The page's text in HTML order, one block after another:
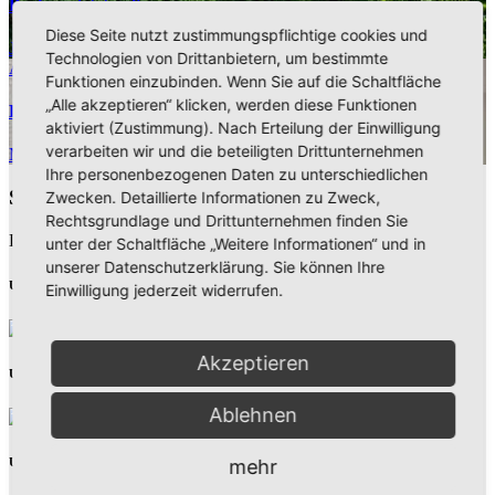
Bachum jetzt online
Juli 20, 2026 Ronny Gängler
Aktuelles
Landesweiter Warntag am Donnerstag, 12. März 2026
März 6, 2026 Pressestelle Stadt Arnsberg
Schreibe einen Kommentar
Du musstangemeldetsein, um einen Kommentar abzugeben.
Unsere Partner
Unsere Partner
Unsere Partner
Diese Seite nutzt zustimmungspflichtige cookies und
Technologien von Drittanbietern, um bestimmte
Funktionen einzubinden. Wenn Sie auf die Schaltfläche
„Alle akzeptieren“ klicken, werden diese Funktionen
aktiviert (Zustimmung). Nach Erteilung der Einwilligung
verarbeiten wir und die beteiligten Drittunternehmen
Ihre personenbezogenen Daten zu unterschiedlichen
Zwecken. Detaillierte Informationen zu Zweck,
Rechtsgrundlage und Drittunternehmen finden Sie
unter der Schaltfläche „Weitere Informationen“ und in
unserer Datenschutzerklärung. Sie können Ihre
Einwilligung jederzeit widerrufen.
Akzeptieren
Ablehnen
mehr